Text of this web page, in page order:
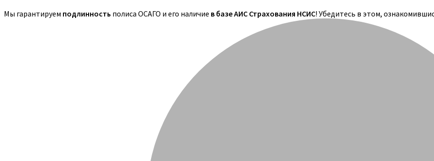
Мы гарантируем подлинность полиса ОСАГО и его наличие в базе АИС Страхования НСИС! Убедитесь в этом,